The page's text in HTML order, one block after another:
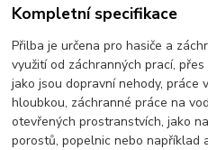
Kompletní specifikace
Přilba je určena pro hasiče a
využití od záchranných prací,
jako jsou dopravní nehody, práce
hloubkou, záchranné práce na
otevřených prostranstvích, jako
porostů, popelnic nebo například